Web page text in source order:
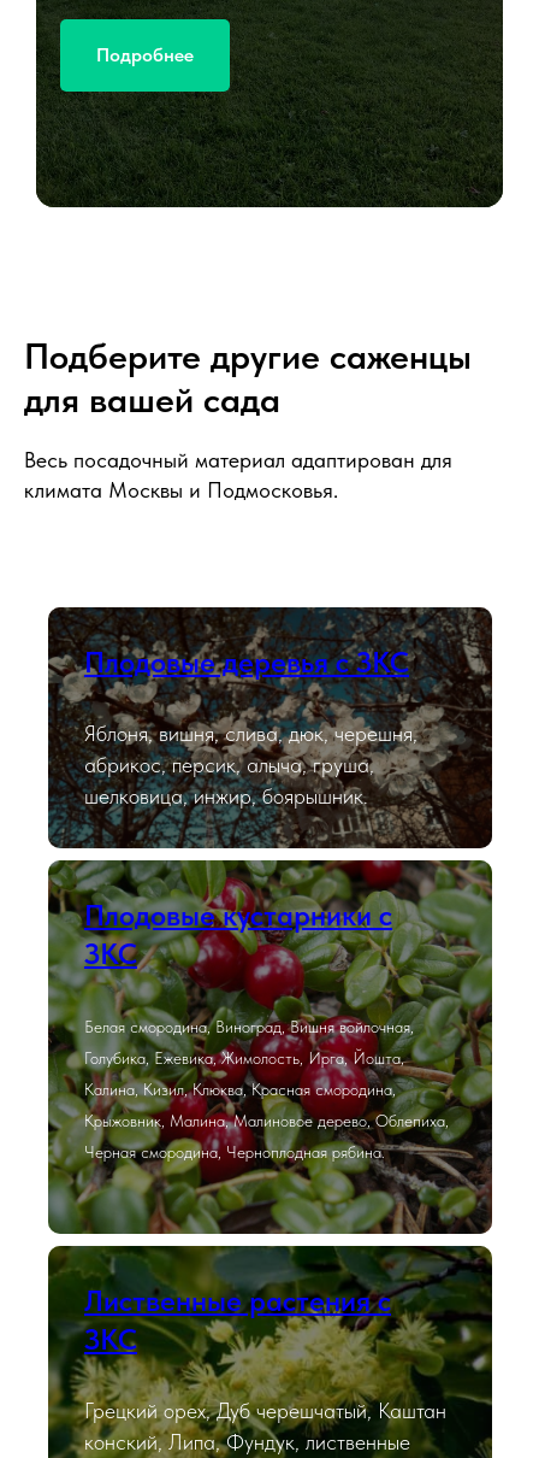
Подробнее
Подберите другие саженцы
для вашей сада
Весь посадочный материал адаптирован для
климата Москвы и Подмосковья.
Плодовые деревья с ЗКС
Яблоня, вишня, слива, дюк, черешня,
абрикос, персик, алыча, груша,
шелковица, инжир, боярышник.
Плодовые кустарники с
ЗКС
Белая смородина, Виноград, Вишня войлочная,
Голубика, Ежевика, Жимолость, Ирга, Йошта,
Калина, Кизил, Клюква, Красная смородина,
Крыжовник, Малина, Малиновое дерево, Облепиха,
Черная смородина, Черноплодная рябина.
Лиственные растения с
ЗКС
Грецкий орех, Дуб черешчатый, Каштан
конский, Липа, Фундук, лиственные